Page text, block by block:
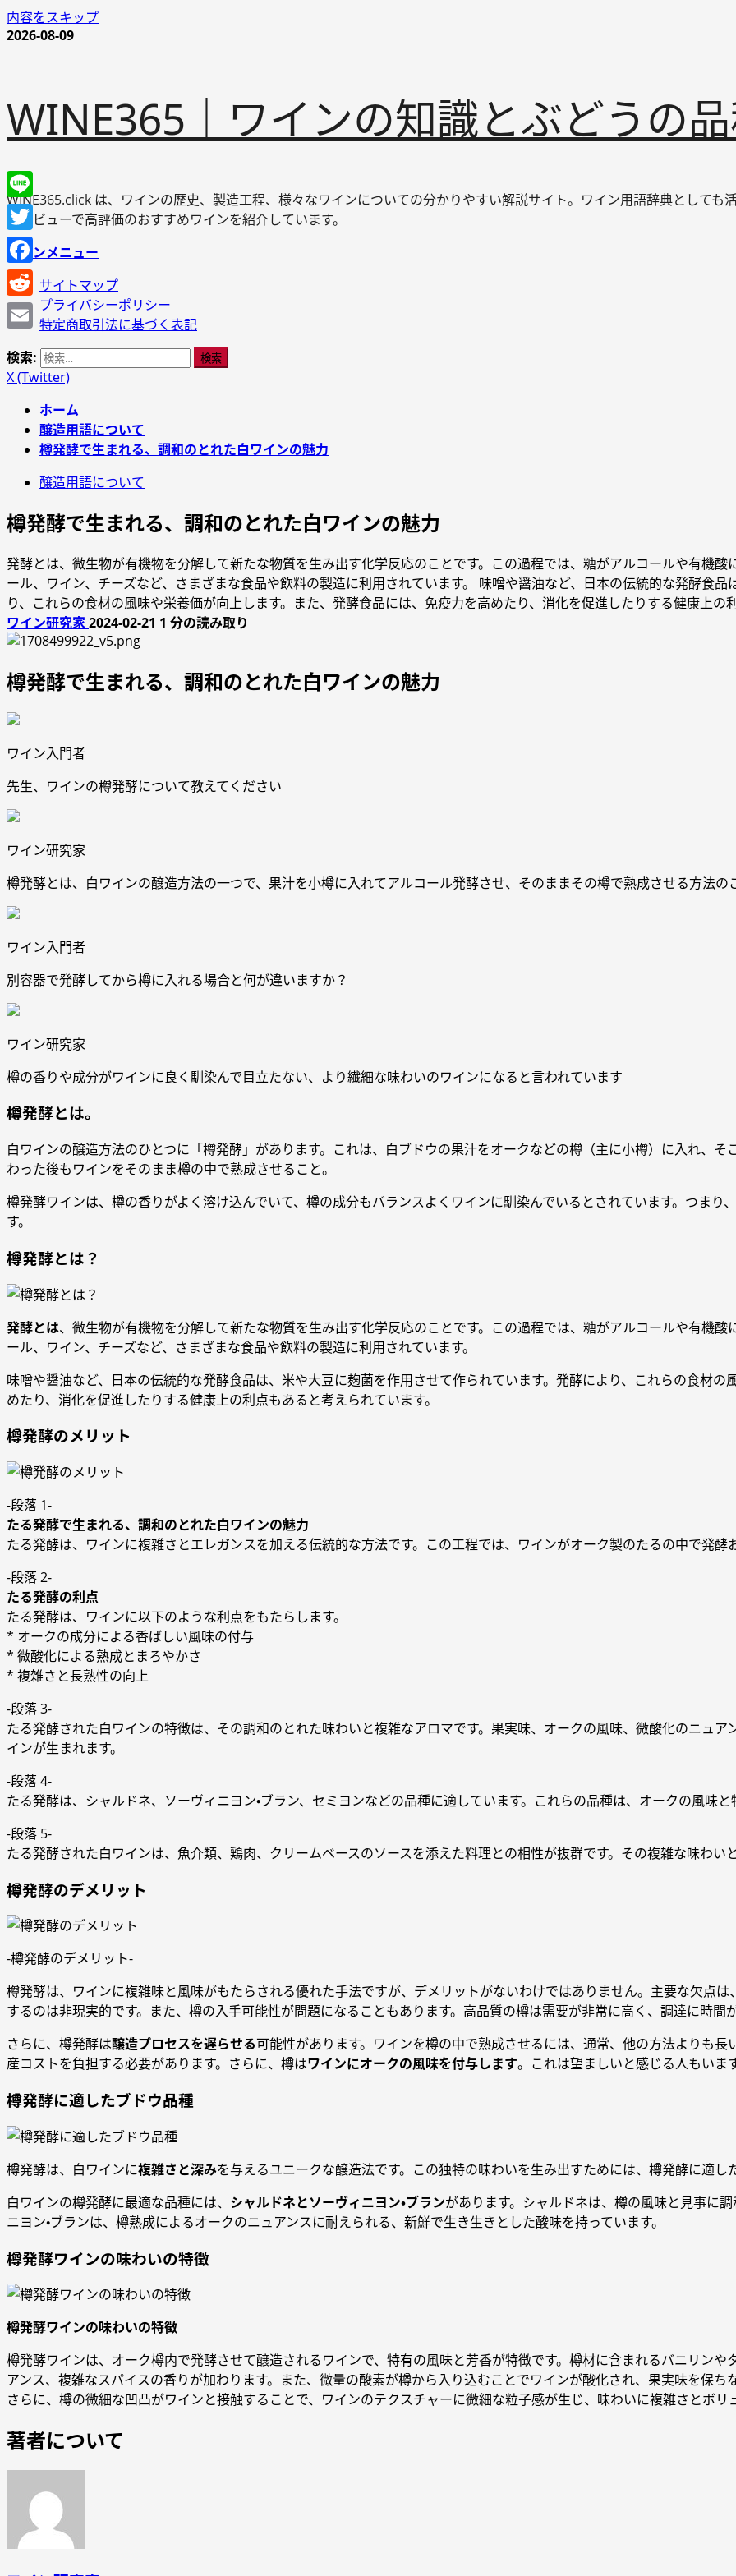
内容をスキップ
2026-08-09
WINE365｜ワインの知識とぶどうの
WINE365.click は、ワインの歴史、製造工程、様々なワインについての分かりやすい解説サイト。ワイン用語辞典として
やレビューで高評価のおすすめワインを紹介しています。
メインメニュー
サイトマップ
プライバシーポリシー
特定商取引法に基づく表記
検索:
X (Twitter)
ホーム
醸造用語について
樽発酵で生まれる、調和のとれた白ワインの魅力
醸造用語について
樽発酵で生まれる、調和のとれた白ワインの魅力
発酵とは、微生物が有機物を分解して新たな物質を生み出す化学反応のことです。この過程では、糖がアルコールや有機
ール、ワイン、チーズなど、さまざまな食品や飲料の製造に利用されています。 味噌や醤油など、日本の伝統的な発酵食
り、これらの食材の風味や栄養価が向上します。また、発酵食品には、免疫力を高めたり、消化を促進したりする健康上の
ワイン研究家2024-02-21 1 分の読み取り
樽発酵で生まれる、調和のとれた白ワインの魅力
ワイン入門者
先生、ワインの樽発酵について教えてください
ワイン研究家
樽発酵とは、白ワインの醸造方法の一つで、果汁を小樽に入れてアルコール発酵させ、そのままその樽で熟成させる方法の
ワイン入門者
別容器で発酵してから樽に入れる場合と何が違いますか？
ワイン研究家
樽の香りや成分がワインに良く馴染んで目立たない、より繊細な味わいのワインになると言われています
樽発酵とは。
白ワインの醸造方法のひとつに「樽発酵」があります。これは、白ブドウの果汁をオークなどの樽（主に小樽）に入れ、
わった後もワインをそのまま樽の中で熟成させること。
樽発酵ワインは、樽の香りがよく溶け込んでいて、樽の成分もバランスよくワインに馴染んでいるとされています。つま
す。
樽発酵とは？
発酵とは、微生物が有機物を分解して新たな物質を生み出す化学反応のことです。この過程では、糖がアルコールや有機
ール、ワイン、チーズなど、さまざまな食品や飲料の製造に利用されています。
味噌や醤油など、日本の伝統的な発酵食品は、米や大豆に麹菌を作用させて作られています。発酵により、これらの食材
めたり、消化を促進したりする健康上の利点もあると考えられています。
樽発酵のメリット
-段落 1-
たる発酵で生まれる、調和のとれた白ワインの魅力
たる発酵は、ワインに複雑さとエレガンスを加える伝統的な方法です。この工程では、ワインがオーク製のたるの中で発酵
-段落 2-
たる発酵の利点
たる発酵は、ワインに以下のような利点をもたらします。
* オークの成分による香ばしい風味の付与
* 微酸化による熟成とまろやかさ
* 複雑さと長熟性の向上
-段落 3-
たる発酵された白ワインの特徴は、その調和のとれた味わいと複雑なアロマです。果実味、オークの風味、微酸化のニュ
インが生まれます。
-段落 4-
たる発酵は、シャルドネ、ソーヴィニヨン・ブラン、セミヨンなどの品種に適しています。これらの品種は、オークの風味
-段落 5-
たる発酵された白ワインは、魚介類、鶏肉、クリームベースのソースを添えた料理との相性が抜群です。その複雑な味わい
樽発酵のデメリット
-樽発酵のデメリット-
樽発酵は、ワインに複雑味と風味がもたらされる優れた手法ですが、デメリットがないわけではありません。主要な欠点は
するのは非現実的です。また、樽の入手可能性が問題になることもあります。高品質の樽は需要が非常に高く、調達に時間
さらに、樽発酵は醸造プロセスを遅らせる可能性があります。ワインを樽の中で熟成させるには、通常、他の方法よりも
産コストを負担する必要があります。さらに、樽はワインにオークの風味を付与します。これは望ましいと感じる人もいま
樽発酵に適したブドウ品種
樽発酵は、白ワインに複雑さと深みを与えるユニークな醸造法です。この独特の味わいを生み出すためには、樽発酵に適し
白ワインの樽発酵に最適な品種には、 シャルドネとソーヴィニヨン・ブランがあります。シャルドネは、樽の風味と見事に
ニヨン・ブランは、樽熟成によるオークのニュアンスに耐えられる、新鮮で生き生きとした酸味を持っています。
樽発酵ワインの味わいの特徴
樽発酵ワインの味わいの特徴
樽発酵ワインは、オーク樽内で発酵させて醸造されるワインで、特有の風味と芳香が特徴です。樽材に含まれるバニリン
アンス、複雑なスパイスの香りが加わります。また、微量の酸素が樽から入り込むことでワインが酸化され、果実味を保
さらに、樽の微細な凹凸がワインと接触することで、ワインのテクスチャーに微細な粒子感が生じ、味わいに複雑さとボリ
著者について
Line
Twitter
Facebook
Reddit